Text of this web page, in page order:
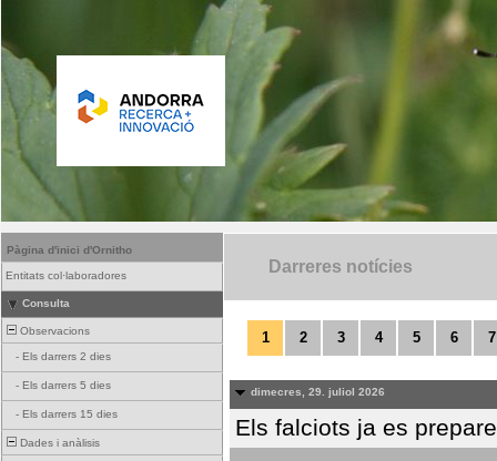
Pàgina d'inici d'Ornitho
Entitats col·laboradores
Consulta
Observacions
- Els darrers 2 dies
- Els darrers 5 dies
- Els darrers 15 dies
Dades i anàlisis
Darreres notícies
1 2 3 4 5 6 7
dimecres, 29. juliol 2026
Els falciots ja es